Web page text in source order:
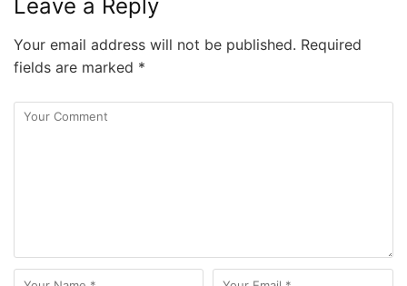
Leave a Reply
Your email address will not be published. Required
fields are marked *